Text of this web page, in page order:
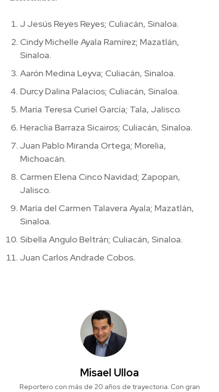
J Jesús Reyes Reyes; Culiacán, Sinaloa.
Cindy Michelle Ayala Ramírez; Mazatlán,
Sinaloa.
Aarón Medina Leyva; Culiacán, Sinaloa.
Durcy Dalina Palacios; Culiacán, Sinaloa.
María Teresa Curiel García; Tala, Jalisco.
Heraclia Barraza Sicairos; Culiacán, Sinaloa.
Juan Pablo Miranda Ortega; Morelia,
Michoacán.
Carmen Elena Cinco Navidad; Zapopan,
Jalisco.
María del Carmen Talavera Ayala; Mazatlán,
Sinaloa.
Sibella Angulo Beltrán; Culiacán, Sinaloa.
Juan Carlos Andrade Cobos.
Misael Ulloa
Reportero con más de 20 años de trayectoria. Con gran